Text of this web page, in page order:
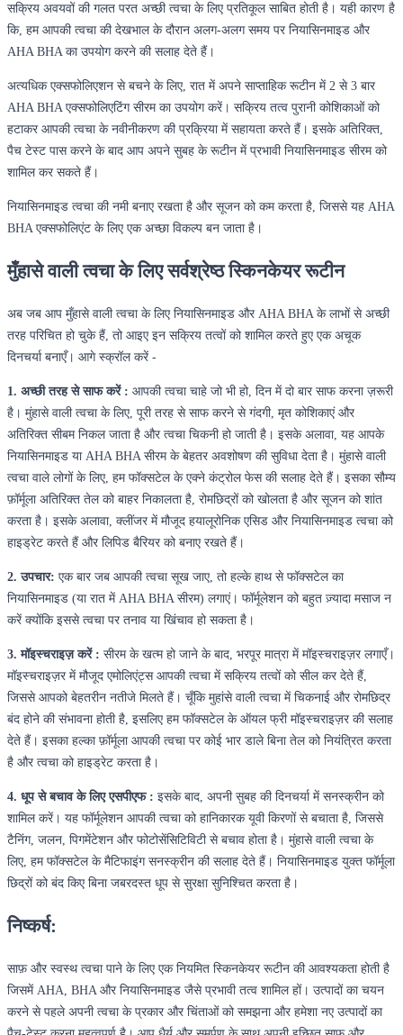
सक्रिय अवयवों की गलत परत अच्छी त्वचा के लिए प्रतिकूल साबित होती है। यही कारण है
कि, हम आपकी त्वचा की देखभाल के दौरान अलग-अलग समय पर नियासिनमाइड और
AHA BHA का उपयोग करने की सलाह देते हैं।
अत्यधिक एक्सफोलिएशन से बचने के लिए, रात में अपने साप्ताहिक रूटीन में 2 से 3 बार
AHA BHA एक्सफोलिएटिंग सीरम का उपयोग करें। सक्रिय तत्व पुरानी कोशिकाओं को
हटाकर आपकी त्वचा के नवीनीकरण की प्रक्रिया में सहायता करते हैं। इसके अतिरिक्त,
पैच टेस्ट पास करने के बाद आप अपने सुबह के रूटीन में प्रभावी नियासिनमाइड सीरम को
शामिल कर सकते हैं।
नियासिनमाइड त्वचा की नमी बनाए रखता है और सूजन को कम करता है, जिससे यह AHA
BHA एक्सफोलिएंट के लिए एक अच्छा विकल्प बन जाता है।
मुँहासे वाली त्वचा के लिए सर्वश्रेष्ठ स्किनकेयर रूटीन
अब जब आप मुँहासे वाली त्वचा के लिए नियासिनमाइड और AHA BHA के लाभों से अच्छी
तरह परिचित हो चुके हैं, तो आइए इन सक्रिय तत्वों को शामिल करते हुए एक अचूक
दिनचर्या बनाएँ। आगे स्क्रॉल करें -
1. अच्छी तरह से साफ करें : आपकी त्वचा चाहे जो भी हो, दिन में दो बार साफ करना ज़रूरी
है। मुंहासे वाली त्वचा के लिए, पूरी तरह से साफ करने से गंदगी, मृत कोशिकाएं और
अतिरिक्त सीबम निकल जाता है और त्वचा चिकनी हो जाती है। इसके अलावा, यह आपके
नियासिनमाइड या AHA BHA सीरम के बेहतर अवशोषण की सुविधा देता है। मुंहासे वाली
त्वचा वाले लोगों के लिए, हम फॉक्सटेल के एक्ने कंट्रोल फेस की सलाह देते हैं। इसका सौम्य
फ़ॉर्मूला अतिरिक्त तेल को बाहर निकालता है, रोमछिद्रों को खोलता है और सूजन को शांत
करता है। इसके अलावा, क्लींजर में मौजूद हयालूरोनिक एसिड और नियासिनमाइड त्वचा को
हाइड्रेट करते हैं और लिपिड बैरियर को बनाए रखते हैं।
2. उपचार: एक बार जब आपकी त्वचा सूख जाए, तो हल्के हाथ से फॉक्सटेल का
नियासिनमाइड (या रात में AHA BHA सीरम) लगाएं। फॉर्मूलेशन को बहुत ज़्यादा मसाज न
करें क्योंकि इससे त्वचा पर तनाव या खिंचाव हो सकता है।
3. मॉइस्चराइज़ करें : सीरम के खत्म हो जाने के बाद, भरपूर मात्रा में मॉइस्चराइज़र लगाएँ।
मॉइस्चराइज़र में मौजूद एमोलिएंट्स आपकी त्वचा में सक्रिय तत्वों को सील कर देते हैं,
जिससे आपको बेहतरीन नतीजे मिलते हैं। चूँकि मुहांसे वाली त्वचा में चिकनाई और रोमछिद्र
बंद होने की संभावना होती है, इसलिए हम फॉक्सटेल के ऑयल फ्री मॉइस्चराइज़र की सलाह
देते हैं। इसका हल्का फ़ॉर्मूला आपकी त्वचा पर कोई भार डाले बिना तेल को नियंत्रित करता
है और त्वचा को हाइड्रेट करता है।
4. धूप से बचाव के लिए एसपीएफ : इसके बाद, अपनी सुबह की दिनचर्या में सनस्क्रीन को
शामिल करें। यह फॉर्मूलेशन आपकी त्वचा को हानिकारक यूवी किरणों से बचाता है, जिससे
टैनिंग, जलन, पिगमेंटेशन और फोटोसेंसिटिविटी से बचाव होता है। मुंहासे वाली त्वचा के
लिए, हम फॉक्सटेल के मैटिफाइंग सनस्क्रीन की सलाह देते हैं। नियासिनमाइड युक्त फॉर्मूला
छिद्रों को बंद किए बिना जबरदस्त धूप से सुरक्षा सुनिश्चित करता है।
निष्कर्ष:
साफ़ और स्वस्थ त्वचा पाने के लिए एक नियमित स्किनकेयर रूटीन की आवश्यकता होती है
जिसमें AHA, BHA और नियासिनमाइड जैसे प्रभावी तत्व शामिल हों। उत्पादों का चयन
करने से पहले अपनी त्वचा के प्रकार और चिंताओं को समझना और हमेशा नए उत्पादों का